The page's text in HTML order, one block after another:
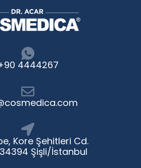
4444267
Kore Şehitleri Cd.
Şişli/İstanbul